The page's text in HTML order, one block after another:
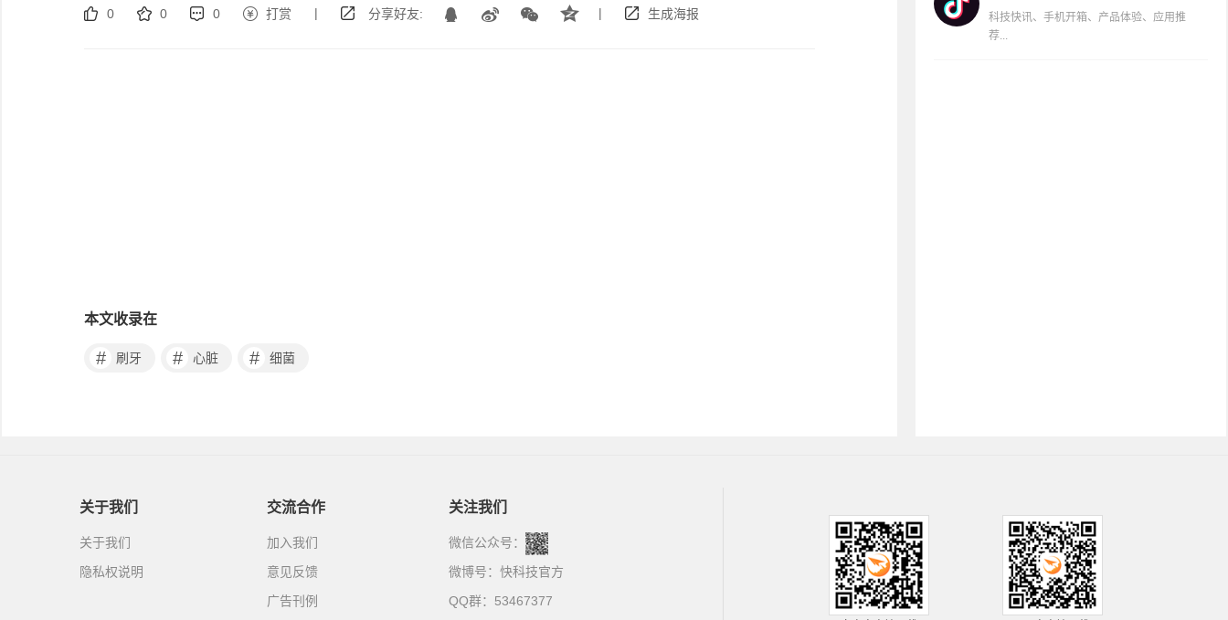
0 0 0 打赏 | 分享好友: | 生成海报
本文收录在
# 刷牙 # 心脏 # 细菌
科技快讯、手机开箱、产品体验、应用推
荐...
关于我们
关于我们
隐私权说明
交流合作
加入我们
意见反馈
广告刊例
关注我们
微信公众号：
微博号： 快科技官方
QQ群：53467377